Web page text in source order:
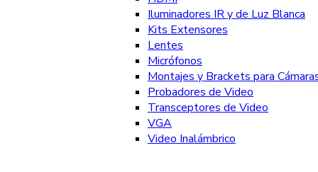
Iluminadores IR y de Luz Blanca
Kits Extensores
Lentes
Micrófonos
Montajes y Brackets para
Probadores de Video
Transceptores de Video
VGA
Video Inalámbrico